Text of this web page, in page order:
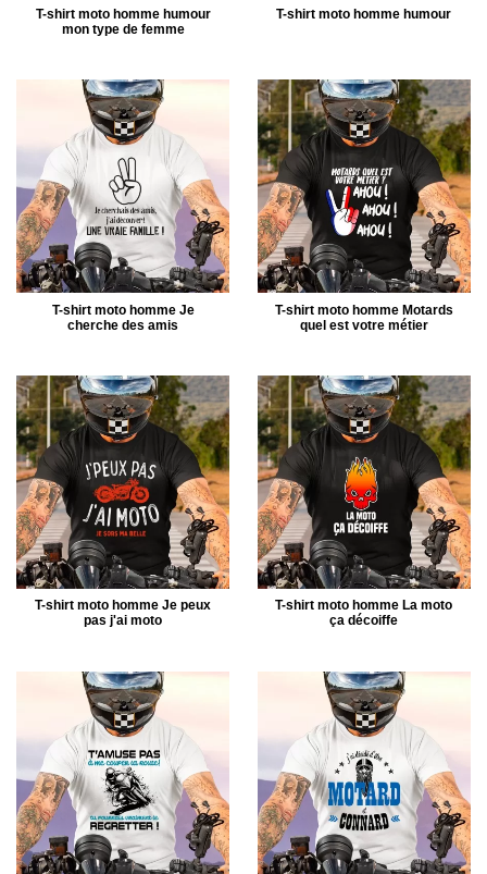
T-shirt moto homme humour
mon type de femme
T-shirt moto homme humour
T-shirt moto homme Je
cherche des amis
T-shirt moto homme Motards
quel est votre métier
T-shirt moto homme Je peux
pas j'ai moto
T-shirt moto homme La moto
ça décoiffe